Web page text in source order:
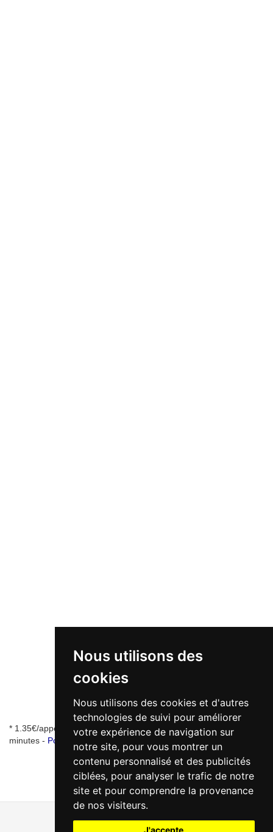
Nous utilisons des
cookies
Nous utilisons des cookies et d'autres
technologies de suivi pour améliorer
votre expérience de navigation sur
notre site, pour vous montrer un
contenu personnalisé et des publicités
ciblées, pour analyser le trafic de notre
site et pour comprendre la provenance
de nos visiteurs.
J'accepte
* 1.35€/appel + 0.34€/min - numéro de mise en relation valable 5
minutes - Pourquoi ce numéro ?